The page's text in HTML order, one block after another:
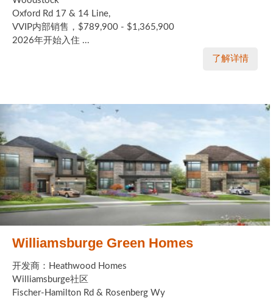
Oxford Rd 17 & 14 Line,
VVIP内部销售，$789,900 - $1,365,900
2026年开始入住 ...
了解详情
Williamsburge Green Homes
开发商：Heathwood Homes
Williamsburge社区
Fischer-Hamilton Rd & Rosenberg Wy